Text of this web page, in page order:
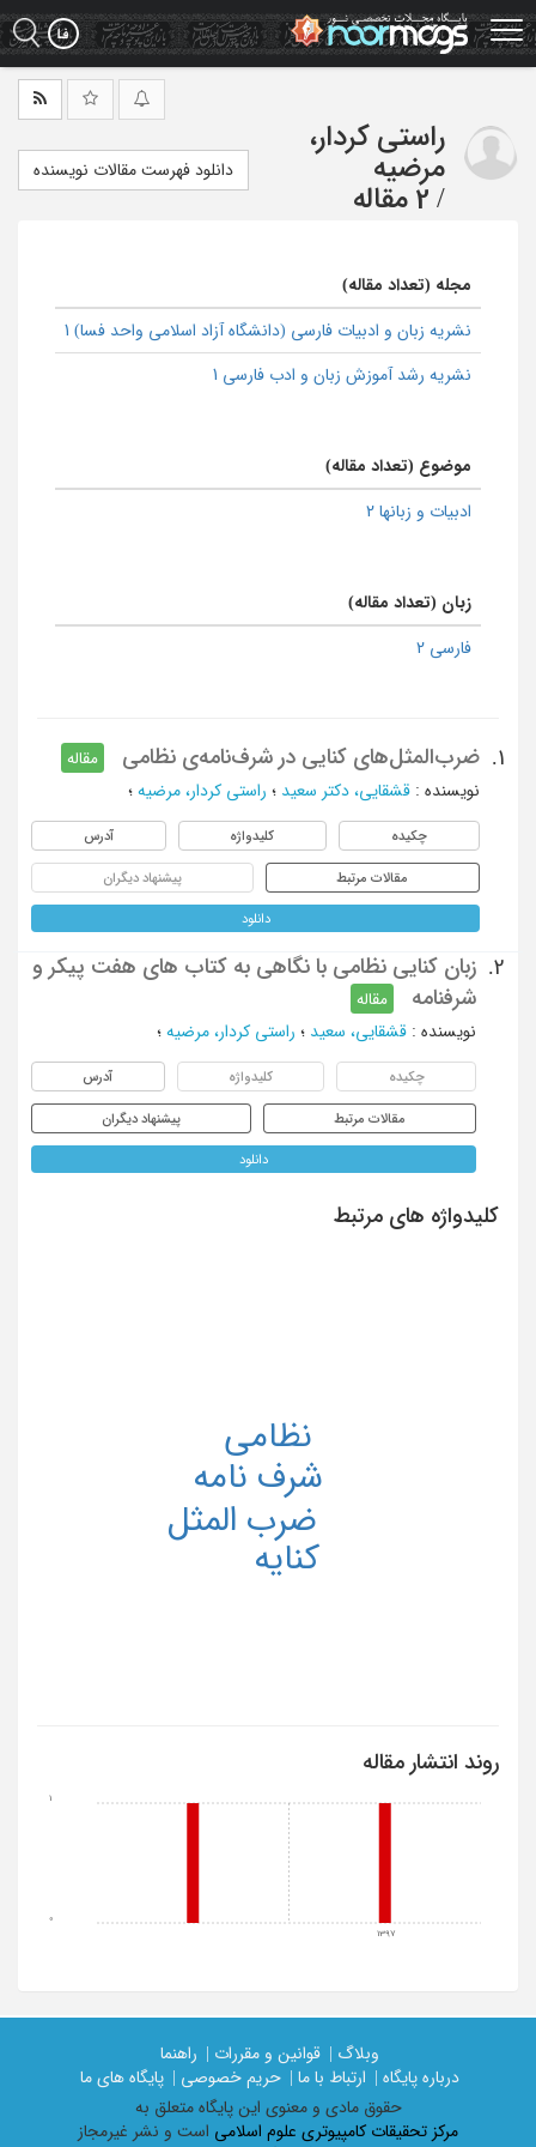
Skip
to
main
راستی کردار،
مرضیه
/ 2 مقاله
دانلود فهرست مقالات نویسنده
مجله (تعداد مقاله)
نشریه زبان و ادبیات فارسی (دانشگاه آزاد اسلامی واحد فسا) 1
نشریه رشد آموزش زبان و ادب فارسی 1
موضوع (تعداد مقاله)
ادبیات و زبانها 2
زبان (تعداد مقاله)
فارسی 2
1. ضرب‌المثل‌های کنایی در شرف‌نامه‌ی نظامی
مقاله
نویسنده : قشقایی، دکتر سعید ؛ راستی کردار، مرضیه ؛
چکیده کلیدواژه آدرس
مقالات مرتبط پیشنهاد دیگران
دانلود
2.
زبان کنایی نظامی با نگاهی به کتاب های هفت پیکر و
شرفنامه
مقاله
نویسنده : قشقایی، سعید ؛ راستی کردار، مرضیه ؛
چکیده کلیدواژه آدرس
مقالات مرتبط پیشنهاد دیگران
دانلود
کلیدواژه های مرتبط
شرف نامه
ضرب المثل
نظامی
کنایه
روند انتشار مقاله
1397
0
1
وبلاگ | قوانین و مقررات |
راهنما
درباره پایگاه |
ارتباط با ما | حریم خصوصی |
پایگاه های ما
حقوق مادی و معنوی اين پايگاه متعلق به
مرکز تحقیقات کامپیوتری علوم اسلامی است و نشر غیرمجاز